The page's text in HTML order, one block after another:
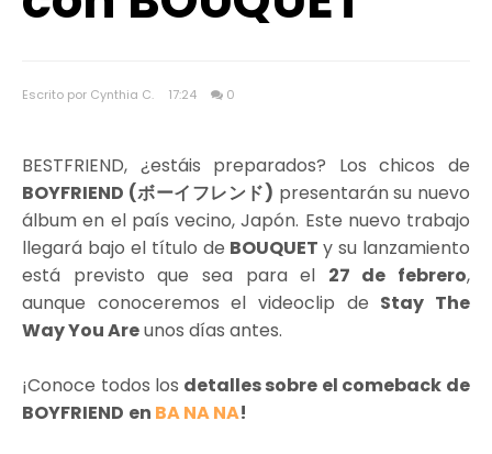
Escrito por Cynthia C. 17:24 0
BESTFRIEND, ¿estáis preparados? Los chicos de
BOYFRIEND (ボーイフレンド) presentarán su nuevo
álbum en el país vecino, Japón. Este nuevo trabajo
llegará bajo el título de BOUQUETy su lanzamiento
está previsto que sea para el 27 de febrero,
aunque conoceremos el videoclip de Stay The
Way You Areunos días antes.
¡Conoce todos los detalles sobre el comeback de
BOYFRIEND en BA NA NA!